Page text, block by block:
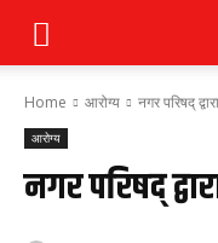
Home आरोग्य नगर परिषद्
आरोग्य
नगर परिषद्